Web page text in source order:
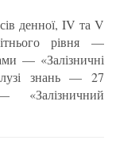
денної, IV та V
рівня —
— «Залізничні
знань — 27
«Залізничний